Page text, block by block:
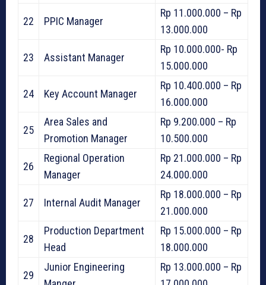
22 PPIC Manager
Rp 11.000.000 – Rp
13.000.000
23 Assistant Manager
Rp 10.000.000- Rp
15.000.000
24 Key Account Manager
Rp 10.400.000 – Rp
16.000.000
25
Area Sales and
Promotion Manager
Rp 9.200.000 – Rp
10.500.000
26
Regional Operation
Manager
Rp 21.000.000 – Rp
24.000.000
27 Internal Audit Manager
Rp 18.000.000 – Rp
21.000.000
28
Production Department
Head
Rp 15.000.000 – Rp
18.000.000
29
Junior Engineering
Rp 13.000.000 – Rp